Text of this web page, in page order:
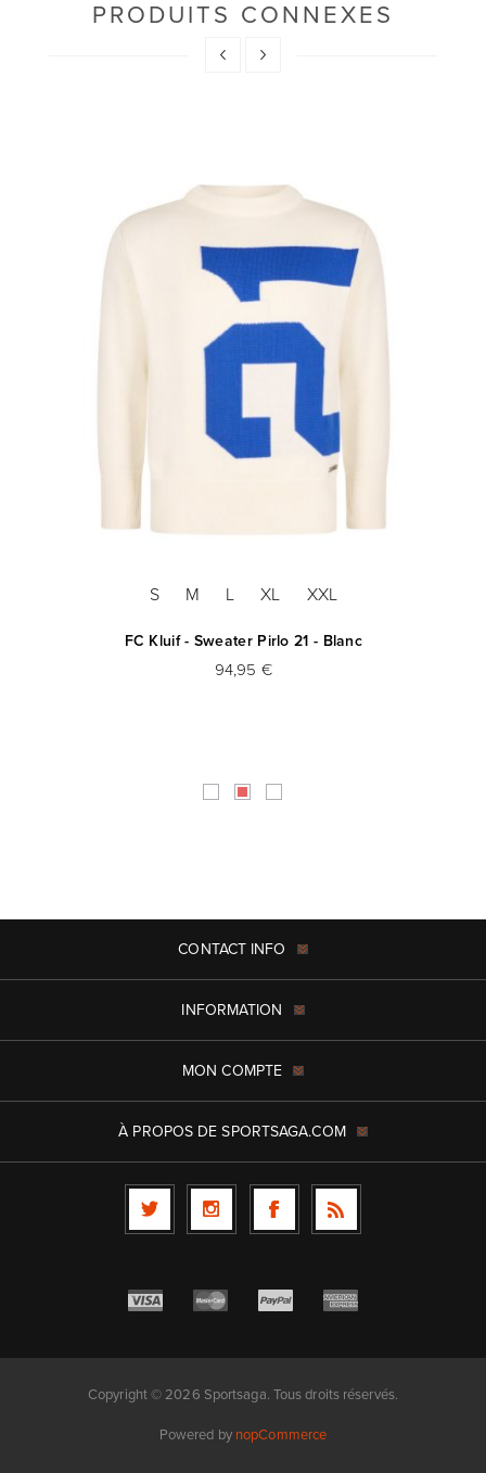
PRODUITS CONNEXES
S M L XL XXL
FC Kluif - Sweater Pirlo 21 - Blanc
94,95 €
CONTACT INFO
INFORMATION
MON COMPTE
À PROPOS DE SPORTSAGA.COM
Copyright © 2026 Sportsaga. Tous droits réservés.
Powered by nopCommerce